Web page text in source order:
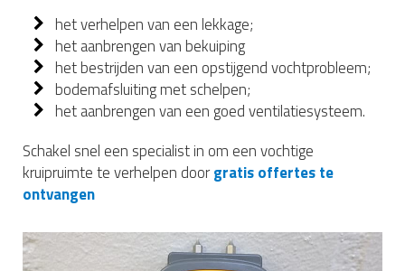
het verhelpen van een lekkage;
het aanbrengen van bekuiping
het bestrijden van een opstijgend vochtprobleem;
bodemafsluiting met schelpen;
het aanbrengen van een goed ventilatiesysteem.
Schakel snel een specialist in om een vochtige
kruipruimte te verhelpen doorgratis offertes te
ontvangen